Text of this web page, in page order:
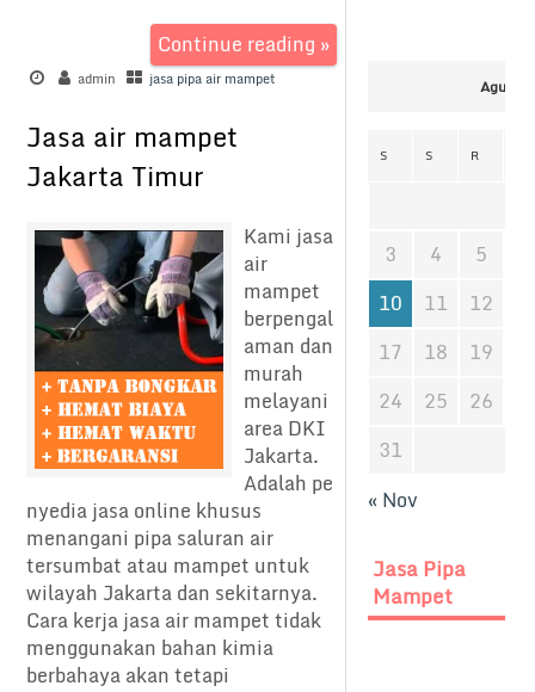
Continue reading »
admin jasa pipa air mampet
Jasa air mampet
Jakarta Timur
Kami jasa
air
mampet
berpengal
aman dan
murah
melayani
area DKI
Jakarta.
Adalah pe
nyedia jasa online khusus
menangani pipa saluran air
tersumbat atau mampet untuk
wilayah Jakarta dan sekitarnya.
Cara kerja jasa air mampet tidak
menggunakan bahan kimia
berbahaya akan tetapi
S S R
3 4 5
10
11 12
17
18 19
24
25 26
31
« Nov
Jasa Pipa
Mampet